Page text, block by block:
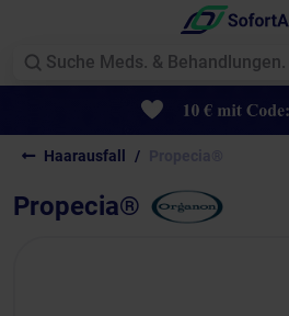
Haarausfall
Propecia®